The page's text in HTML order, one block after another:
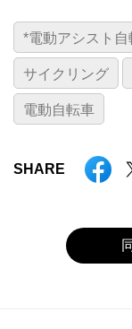
*電動アシスト自
サイクリング
電動自転車
SHARE